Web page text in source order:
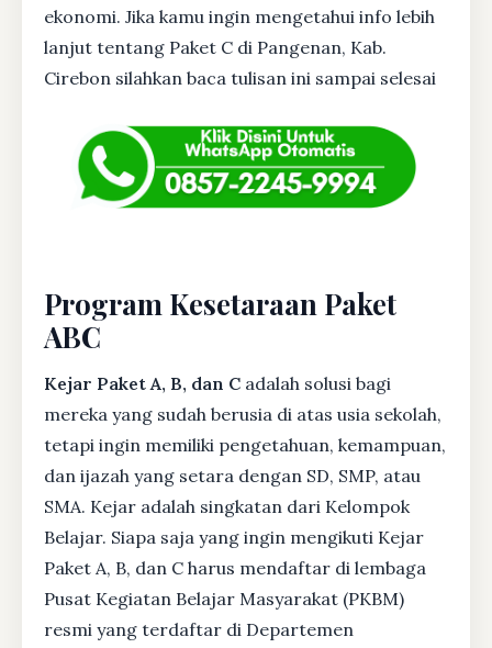
ekonomi. Jika kamu ingin mengetahui info lebih
lanjut tentang Paket C di Pangenan, Kab.
Cirebon silahkan baca tulisan ini sampai selesai
Program Kesetaraan Paket
ABC
Kejar Paket A, B, dan C adalah solusi bagi
mereka yang sudah berusia di atas usia sekolah,
tetapi ingin memiliki pengetahuan, kemampuan,
dan ijazah yang setara dengan SD, SMP, atau
SMA. Kejar adalah singkatan dari Kelompok
Belajar. Siapa saja yang ingin mengikuti Kejar
Paket A, B, dan C harus mendaftar di lembaga
Pusat Kegiatan Belajar Masyarakat (PKBM)
resmi yang terdaftar di Departemen